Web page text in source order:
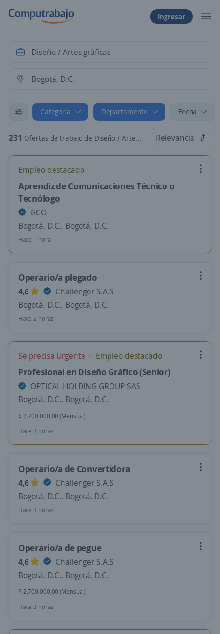
Ingresar
Categoría Departamento Fecha
231 Ofertas de trabajo de Diseño / Artes gráficas en Bogotá, D.C. Relevancia
Empleo destacado
Aprendiz de Comunicaciones Técnico o
Tecnólogo
GCO
Bogotá, D.C., Bogotá, D.C.
Hace 1 hora
Operario/a plegado
4,6
Challenger S.A.S
Bogotá, D.C., Bogotá, D.C.
Hace 2 horas
Se precisa Urgente Empleo destacado
Profesional en Diseño Gráfico (Senior)
OPTICAL HOLDING GROUP SAS
Bogotá, D.C., Bogotá, D.C.
$ 2.700.000,00 (Mensual)
Hace 3 horas
Operario/a de Convertidora
4,6
Challenger S.A.S
Bogotá, D.C., Bogotá, D.C.
Hace 3 horas
Operario/a de pegue
4,6
Challenger S.A.S
Bogotá, D.C., Bogotá, D.C.
$ 2.700.000,00 (Mensual)
Hace 3 horas